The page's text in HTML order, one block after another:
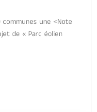
communes une <Note
de « Parc éolien